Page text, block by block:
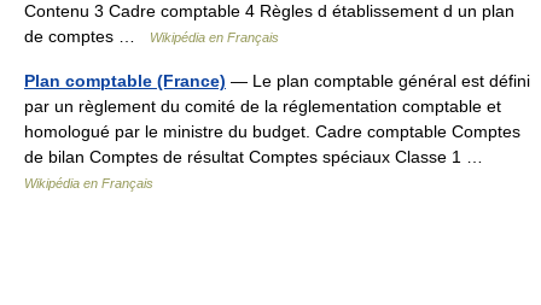
Contenu 3 Cadre comptable 4 Règles d établissement d un plan
de comptes …
Wikipédia en Français
Plan comptable (France) — Le plan comptable général est défini
par un règlement du comité de la réglementation comptable et
homologué par le ministre du budget. Cadre comptable Comptes
de bilan Comptes de résultat Comptes spéciaux Classe 1 …
Wikipédia en Français